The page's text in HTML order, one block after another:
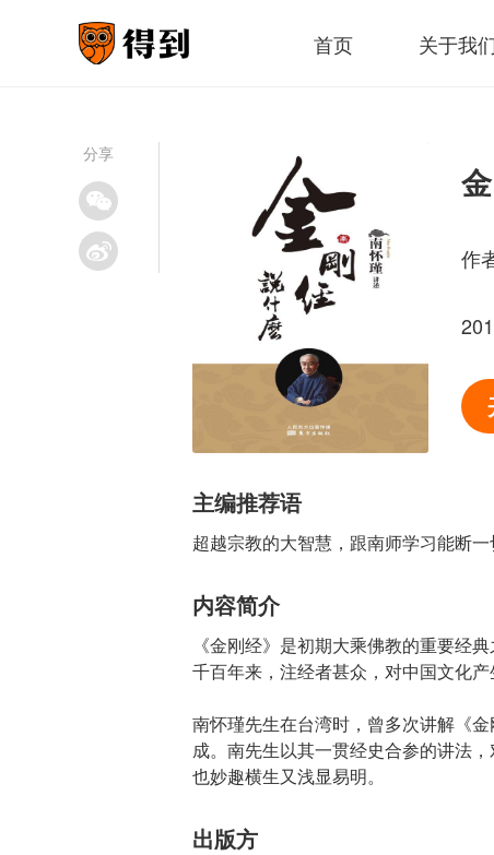
首页 关于我
分享
作
主编推荐语
超越宗教的大智慧，跟南师学习能断
内容简介
《金刚经》是初期大乘佛教的重要经
千百年来，注经者甚众，对中国文化产
南怀瑾先生在台湾时，曾多次讲解《
成。南先生以其一贯经史合参的讲法
也妙趣横生又浅显易明。
出版方